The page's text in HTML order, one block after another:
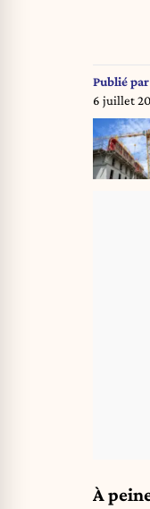
Publié par
6 juillet
À